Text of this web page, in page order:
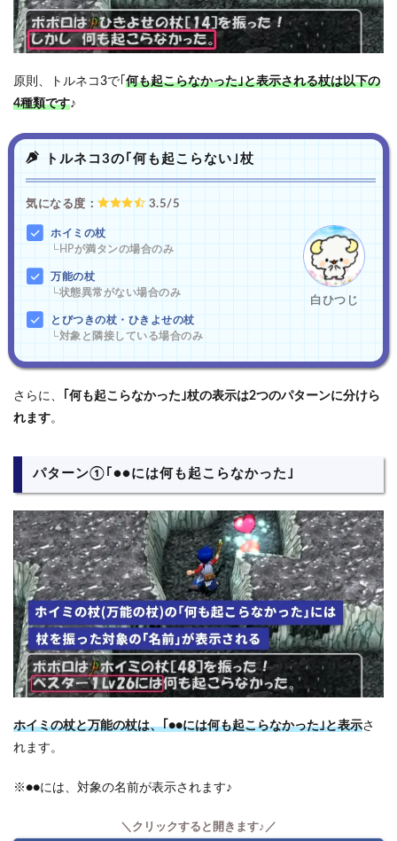
原則、トルネコ3で｢ 何も起こらなかった｣と表示される杖は以下の
4種類です♪
トルネコ3の｢何も起こらない｣杖
気になる度： 3.5/5
白ひつじ
ホイミの杖
└HPが満タンの場合のみ
万能の杖
└状態異常がない場合のみ
とびつきの杖・ひきよせの杖
└対象と隣接している場合のみ
さらに、
｢何も起こらなかった｣杖の表示は2つのパターンに分けら
れます。
パターン①｢●●には何も起こらなかった｣
ホイミの杖と万能の杖は、｢●●には何も起こらなかった｣と表示さ
れます。
※●●には、対象の名前が表示されます♪